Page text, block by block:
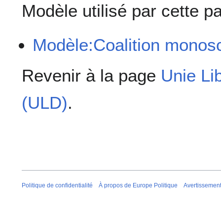
Modèle utilisé par cette
Modèle:Coalition
Revenir à la page Unie
(ULD).
Politique de confidentialité À propos de Europe Politique